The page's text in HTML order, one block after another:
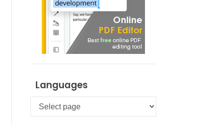
Languages
Languages